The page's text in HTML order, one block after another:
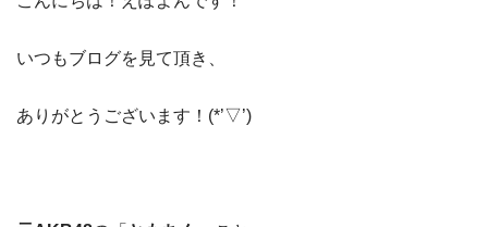
いつもブログを見て頂き、
ありがとうございます！(*’▽’)